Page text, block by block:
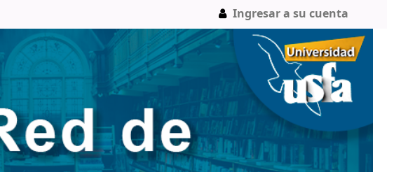
Ingresar a su cuenta